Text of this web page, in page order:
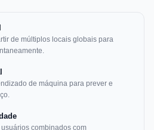
de múltiplos locais globais para
de máquina para prever e
combinados com